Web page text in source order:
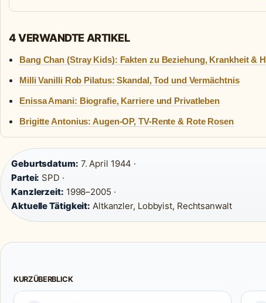
4 VERWANDTE ARTIKEL
Bang Chan (Stray Kids): Fakten zu Beziehung, Krankheit &
Milli Vanilli Rob Pilatus: Skandal, Tod und Vermächtnis
Enissa Amani: Biografie, Karriere und Privatleben
Brigitte Antonius: Augen-OP, TV-Rente & Rote Rosen
Geburtsdatum: 7. April 1944 ·
Partei: SPD ·
Kanzlerzeit: 1998–2005 ·
Aktuelle Tätigkeit: Altkanzler, Lobbyist, Rechtsanwalt
KURZÜBERBLICK